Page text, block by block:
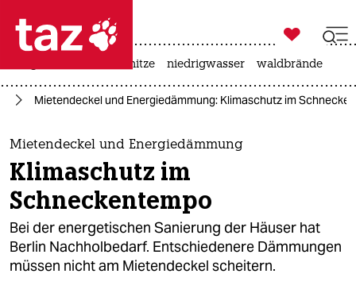
 taz zahl ich
taz zahl ich
themen
politik
öko
gesellschaft

taz zahl ich
hitze niedrigwasser waldbrände
Mietendeckel und Energiedämmung: Klimaschutz im
Mietendeckel und Energiedämmung
Klimaschutz im
Schneckentempo
Bei der energetischen Sanierung der Häuser hat
Berlin Nachholbedarf. Entschiedenere Dämmungen
müssen nicht am Mietendeckel scheitern.